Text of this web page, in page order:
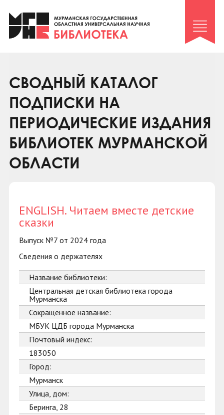
Клуб «Гиря и сельдерей»
Клуб «Семейный архив»
Коллегам
Контакты
СВОДНЫЙ КАТАЛОГ
ПОДПИСКИ НА
ПЕРИОДИЧЕСКИЕ ИЗДАНИЯ
БИБЛИОТЕК МУРМАНСКОЙ
ОБЛАСТИ
ENGLISH. Читаем вместе детские
сказки
Выпуск №7 от 2024 года
Сведения о держателях
Название библиотеки:
Центральная детская библиотека города
Мурманска
Сокращенное название:
МБУК ЦДБ города Мурманска
Почтовый индекс:
183050
Город:
Мурманск
Улица, дом:
Беринга, 28